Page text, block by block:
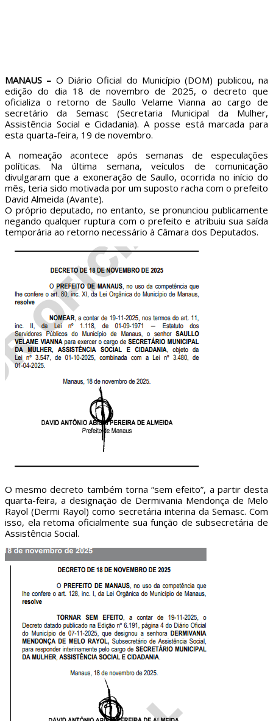
MANAUS – O Diário Oficial do Município (DOM) publicou, na
edição do dia 18 de novembro de 2025, o decreto que
oficializa o retorno de Saullo Velame Vianna ao cargo de
secretário da Semasc (Secretaria Municipal da Mulher,
Assistência Social e Cidadania). A posse está marcada para
esta quarta-feira, 19 de novembro.
A nomeação acontece após semanas de especulações
políticas. Na última semana, veículos de comunicação
divulgaram que a exoneração de Saullo, ocorrida no início do
mês, teria sido motivada por um suposto racha com o prefeito
David Almeida (Avante).
O próprio deputado, no entanto, se pronunciou publicamente
negando qualquer ruptura com o prefeito e atribuiu sua saída
temporária ao retorno necessário à Câmara dos Deputados.
O mesmo decreto também torna “sem efeito”, a partir desta
quarta-feira, a designação de Dermivania Mendonça de Melo
Rayol (Dermi Rayol) como secretária interina da Semasc. Com
isso, ela retoma oficialmente sua função de subsecretária de
Assistência Social.